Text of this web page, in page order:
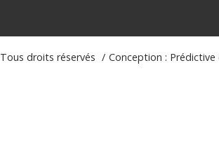
droits réservés Conception :